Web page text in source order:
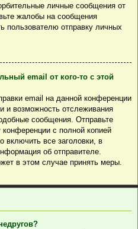
личные сообщения от
жалобы на сообщения
пользователю отправку личных
email от кого-то с этой
email на данной конференции
и возможность отслеживания
сообщения. Отправьте
с полной копией
включить все заголовки, в
об отправителе.
в этом случае принять меры.